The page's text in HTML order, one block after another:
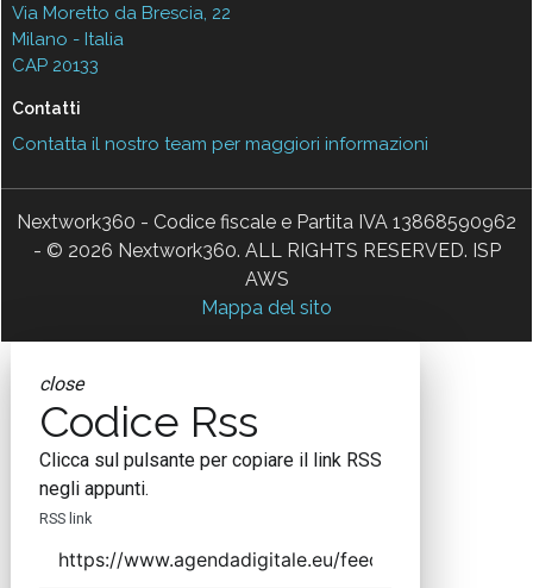
Via Moretto da Brescia, 22
Milano - Italia
CAP 20133
Contatti
Contatta il nostro team per maggiori informazioni
Nextwork360 - Codice fiscale e Partita IVA 13868590962
- © 2026 Nextwork360. ALL RIGHTS RESERVED. ISP
AWS
Mappa del sito
close
Codice Rss
Clicca sul pulsante per copiare il link RSS
negli appunti.
RSS link